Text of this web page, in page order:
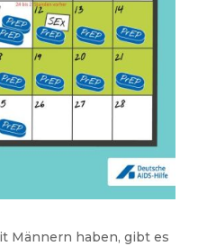
Männern haben, gibt es